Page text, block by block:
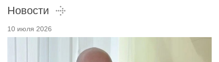
Новости
10 июля 2026